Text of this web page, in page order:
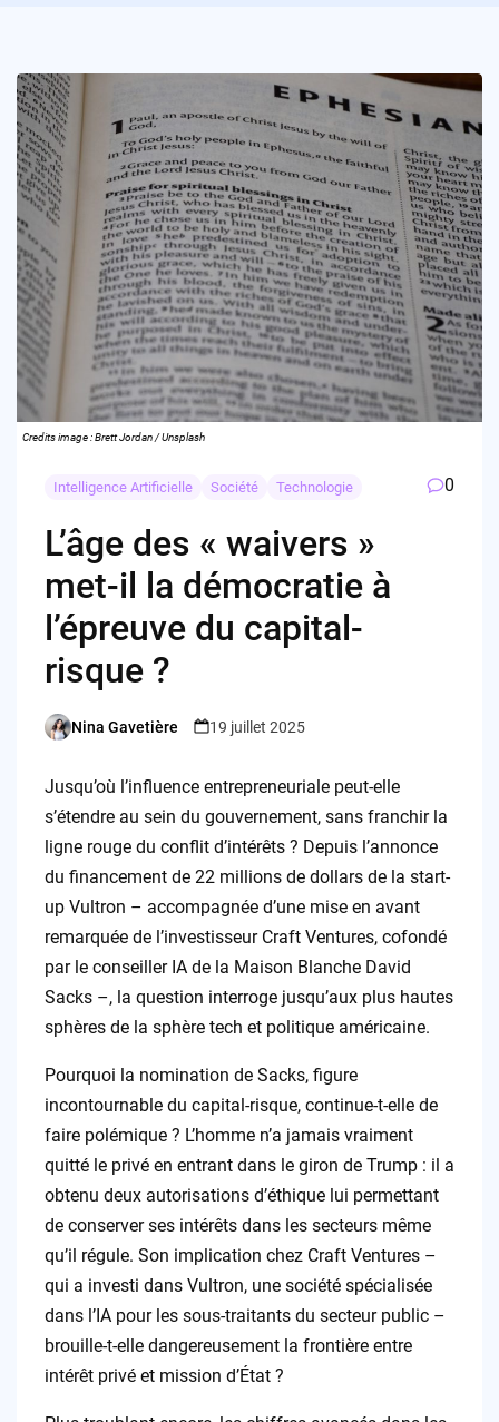
Credits image : Brett Jordan / Unsplash
Intelligence Artificielle Société Technologie 0
L’âge des « waivers »
met-il la démocratie à
l’épreuve du capital-
risque ?
Posted
Nina Gavetière 19 juillet 2025
Jusqu’où l’influence entrepreneuriale peut-elle
s’étendre au sein du gouvernement, sans franchir la
ligne rouge du conflit d’intérêts ? Depuis l’annonce
du financement de 22 millions de dollars de la start-
up Vultron – accompagnée d’une mise en avant
remarquée de l’investisseur Craft Ventures, cofondé
par le conseiller IA de la Maison Blanche David
Sacks –, la question interroge jusqu’aux plus hautes
sphères de la sphère tech et politique américaine.
Pourquoi la nomination de Sacks, figure
incontournable du capital-risque, continue-t-elle de
faire polémique ? L’homme n’a jamais vraiment
quitté le privé en entrant dans le giron de Trump : il a
obtenu deux autorisations d’éthique lui permettant
de conserver ses intérêts dans les secteurs même
qu’il régule. Son implication chez Craft Ventures –
qui a investi dans Vultron, une société spécialisée
dans l’IA pour les sous-traitants du secteur public –
brouille-t-elle dangereusement la frontière entre
intérêt privé et mission d’État ?